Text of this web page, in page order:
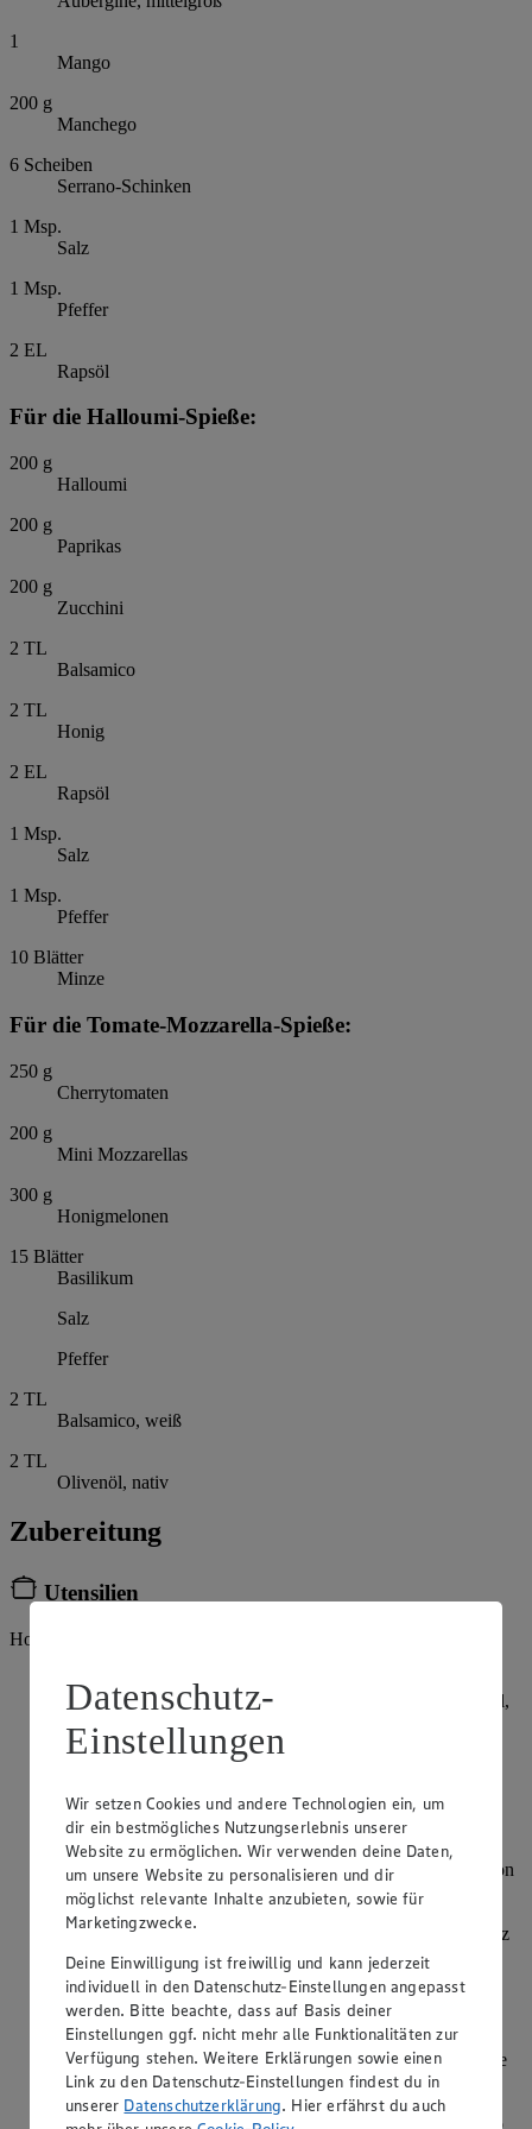
1
Mango
200 g
Manchego
6 Scheiben
Serrano-Schinken
1 Msp.
Salz
1 Msp.
Pfeffer
2 EL
Rapsöl
Für die Halloumi-Spieße:
200 g
Halloumi
200 g
Paprikas
200 g
Zucchini
2 TL
Balsamico
2 TL
Honig
2 EL
Rapsöl
1 Msp.
Salz
1 Msp.
Pfeffer
10 Blätter
Minze
Für die Tomate-Mozzarella-Spieße:
250 g
Cherrytomaten
200 g
Mini Mozzarellas
300 g
Honigmelonen
15 Blätter
Basilikum
Salz
Pfeffer
2 TL
Balsamico, weiß
2 TL
Olivenöl, nativ
Zubereitung
Utensilien
Holzspieße
Für die Tomate-Mozzarella-Spieße die Cherrytomaten
waschen, die Mozzarellakugeln abtropfen lassen und mit Öl,
mundgerechte Würfel schneiden. Den Basilikum waschen,
trocken schütteln und zupfen. Nacheinander Cherrytomate,
stecken.
Für die Halloumi-Spieße den Halloumi in mundgerechte
Würfel schneiden und in einer Grillpfanne für 2 Minuten von
beiden Seiten leicht anbraten. Zucchini und Paprika in
mundgerechte Stücke schneiden und zusammen mit dem
Halloumi auf Spieße stechen. Aus Rapöl, Honig, Essig, Salz
und Pfeffer eine Marinade anrühren und das Gemüse sowie
den Käse damit einstreichen. In einer Grillpfanne oder auf
dem Grill bei indirekter Hitze für 6-10 Minuten grillen.
Für die Mango-Manchego-Spieße die Aubergine waschen
und in mundgerechte Stücke schneiden. In einer Grillpfanne
von allen Seiten 3-6 Minuten angrillen. Nach Belieben mit
etwas Salz und Pfeffer würzen. Anschließend auskühlen
lassen und bereithalten. Die Mango schälen, den Manchego
Datenschutz-
Einstellungen
Wir setzen Cookies und andere Technologien ein, um
dir ein bestmögliches Nutzungserlebnis unserer
Website zu ermöglichen. Wir verwenden deine Daten,
um unsere Website zu personalisieren und dir
möglichst relevante Inhalte anzubieten, sowie für
Marketingzwecke.
Deine Einwilligung ist freiwillig und kann jederzeit
individuell in den Datenschutz-Einstellungen angepasst
werden. Bitte beachte, dass auf Basis deiner
Einstellungen ggf. nicht mehr alle Funktionalitäten zur
Verfügung stehen. Weitere Erklärungen sowie einen
Link zu den Datenschutz-Einstellungen findest du in
unserer Datenschutzerklärung. Hier erfährst du auch